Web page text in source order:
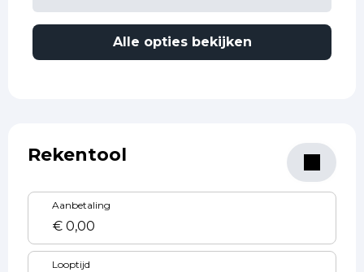
Alle opties bekijken
Rekentool
Aanbetaling
Looptijd